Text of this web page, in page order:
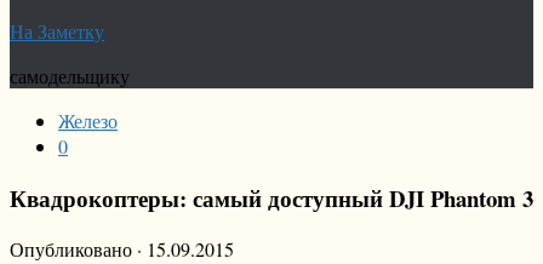
На Заметку
самодельщику
Железо
0
Квадрокоптеры: самый доступный DJI Phantom 3
Опубликовано · 15.09.2015